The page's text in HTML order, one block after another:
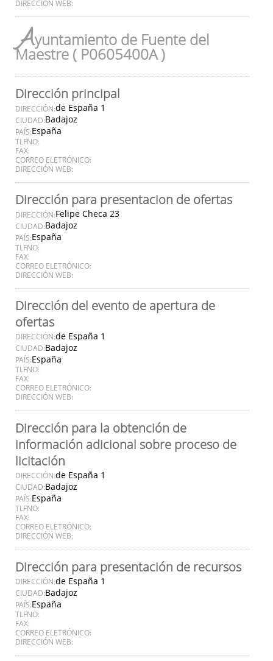
DIRECCIÓN WEB:
Ayuntamiento de Fuente del
Maestre ( P0605400A )
Dirección principal
DIRECCIÓN:de España 1
CIUDAD:Badajoz
PAÍS:España
TLFNO:
FAX:
CORREO ELETRÓNICO:
DIRECCIÓN WEB:
Dirección para presentacion de ofertas
DIRECCIÓN:Felipe Checa 23
CIUDAD:Badajoz
PAÍS:España
TLFNO:
FAX:
CORREO ELETRÓNICO:
DIRECCIÓN WEB:
Dirección del evento de apertura de
ofertas
DIRECCIÓN:de España 1
CIUDAD:Badajoz
PAÍS:España
TLFNO:
FAX:
CORREO ELETRÓNICO:
DIRECCIÓN WEB:
Dirección para la obtención de
información adicional sobre proceso de
licitación
DIRECCIÓN:de España 1
CIUDAD:Badajoz
PAÍS:España
TLFNO:
FAX:
CORREO ELETRÓNICO:
DIRECCIÓN WEB:
Dirección para presentación de recursos
DIRECCIÓN:de España 1
CIUDAD:Badajoz
PAÍS:España
TLFNO:
FAX:
CORREO ELETRÓNICO:
DIRECCIÓN WEB: